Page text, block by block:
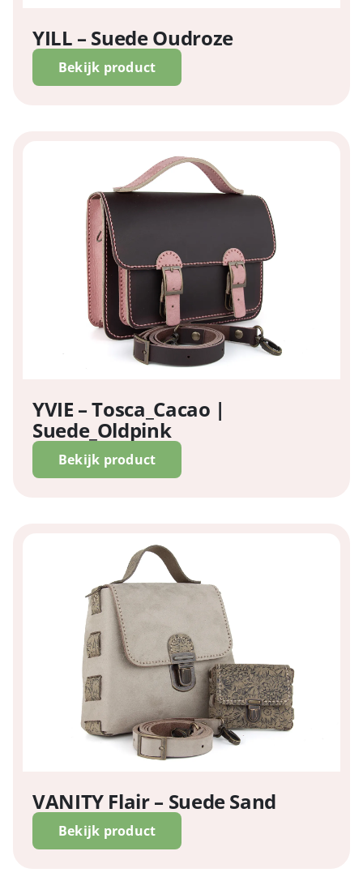
YILL – Suede Oudroze
Bekijk product
YVIE – Tosca_Cacao |
Suede_Oldpink
Bekijk product
VANITY Flair – Suede Sand
Bekijk product